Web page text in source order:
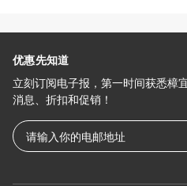
优惠先知道
立刻订阅电子报，第一时间获悉樟
消息、折扣和促销！